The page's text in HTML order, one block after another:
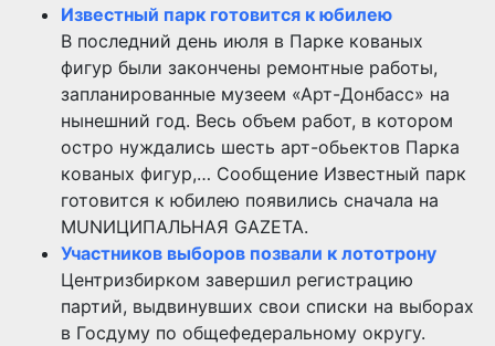
Известный парк готовится к юбилею
В последний день июля в Парке кованых
фигур были закончены ремонтные работы,
запланированные музеем «Арт-Донбасс» на
нынешний год. Весь объем работ, в котором
остро нуждались шесть арт-обьектов Парка
кованых фигур,… Сообщение Известный парк
готовится к юбилею появились сначала на
MUNИЦИПАЛЬНАЯ GAZЕТА.
Участников выборов позвали к лототрону
Центризбирком завершил регистрацию
партий, выдвинувших свои списки на выборах
в Госдуму по общефедеральному округу.